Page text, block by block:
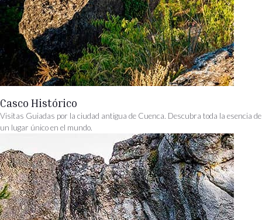
Casco Histórico
Visitas Guiadas por la ciudad antigua de Cuenca. Descubra toda la esencia de
un lugar único en el mundo.